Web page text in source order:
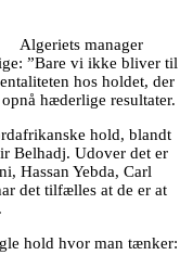
Algeriets manager
”Bare vi ikke bliver til
hos holdet, der
hæderlige resultater.
hold, blandt
Belhadj. Udover det er
Hassan Yebda, Carl
det tilfælles at de er at
hold hvor man tænker: